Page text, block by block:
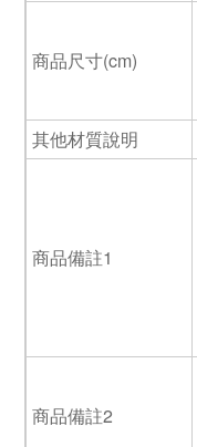
商品尺寸(cm)
其他材質說明
商品備註1
商品備註2